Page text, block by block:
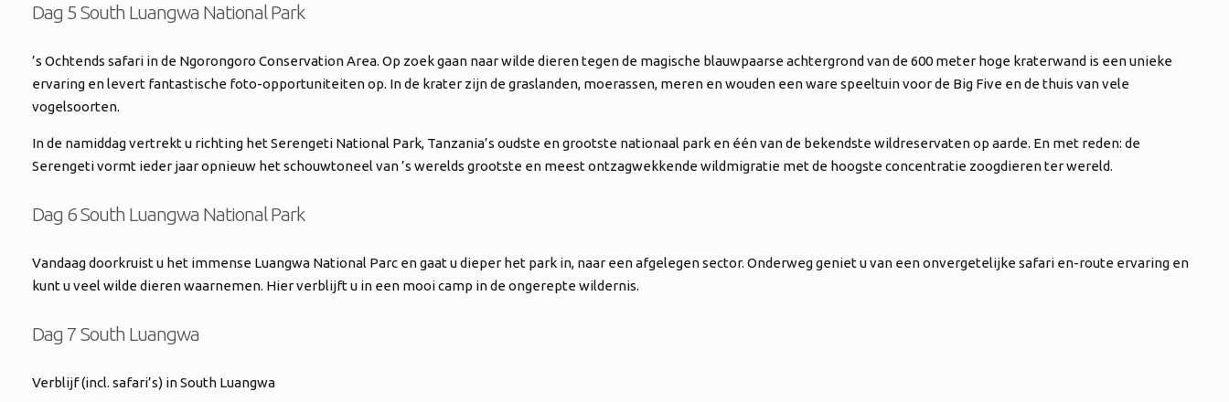
Dag 5 South Luangwa National Park
’s Ochtends safari in de Ngorongoro Conservation Area. Op zoek gaan naar wilde dieren tegen de magische blauwpaarse achtergrond van de 600 meter hoge kraterwand is een unieke
ervaring en levert fantastische foto-opportuniteiten op. In de krater zijn de graslanden, moerassen, meren en wouden een ware speeltuin voor de Big Five en de thuis van vele
vogelsoorten.
In de namiddag vertrekt u richting het Serengeti National Park, Tanzania’s oudste en grootste nationaal park en één van de bekendste wildreservaten op aarde. En met reden: de
Serengeti vormt ieder jaar opnieuw het schouwtoneel van ’s werelds grootste en meest ontzagwekkende wildmigratie met de hoogste concentratie zoogdieren ter wereld.
Dag 6 South Luangwa National Park
Vandaag doorkruist u het immense Luangwa National Parc en gaat u dieper het park in, naar een afgelegen sector. Onderweg geniet u van een onvergetelijke safari en-route ervaring en
kunt u veel wilde dieren waarnemen. Hier verblijft u in een mooi camp in de ongerepte wildernis.
Dag 7 South Luangwa
Verblijf (incl. safari’s) in South Luangwa